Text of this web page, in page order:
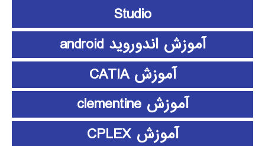
Studio
آموزش اندوروید android
آموزش CATIA
آموزش clementine
آموزش CPLEX